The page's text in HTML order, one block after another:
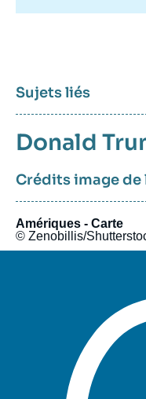
Sujets liés
Sujets
associés
Donald
Crédits image de
Amériques - Carte
© Zenobillis/